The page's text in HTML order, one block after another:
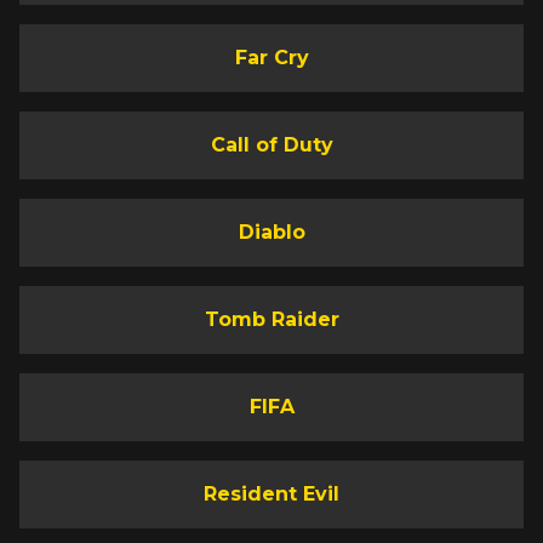
Far Cry
Call of Duty
Diablo
Tomb Raider
FIFA
Resident Evil